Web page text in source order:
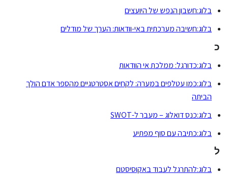
בלוג:חשבון הנפש של היועצים
בלוג:חשיבה מערכתית באי-וודאות: הערך של מודלים
כ
בלוג:כדורגל: ממלכת אי הוודאות
בלוג:כמו עטלפים במערה: לקחים אסטרטגיים מהספר אדם הולך
הביתה
בלוג:כנס דואלוג – מעבר ל-SWOT
בלוג:כתיבה עם סוף מפתיע
ל
בלוג:להתרגל לעבוד באקוסיסטם